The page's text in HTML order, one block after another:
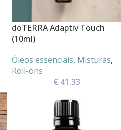
doTERRA Adaptiv Touch
(10ml)
Óleos essenciais, Misturas,
Roll-ons
€ 41.33